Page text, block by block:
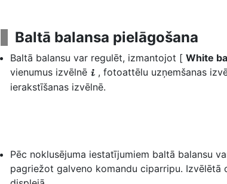
Baltā balansa pielāgošana
Baltā balansu var regulēt, izmantojot [ White
vienumus izvēlnē i , fotoattēlu uzņemšanas
ierakstīšanas izvēlnē.
Pēc noklusējuma iestatījumiem baltā balansu
pagriežot galveno komandu ciparripu.